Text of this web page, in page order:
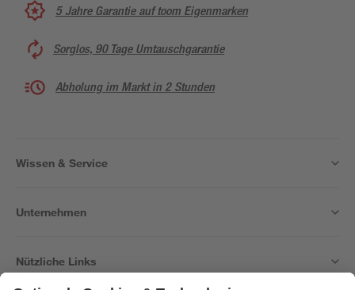
5 Jahre Garantie auf toom Eigenmarken
Sorglos, 90 Tage Umtauschgarantie
Abholung im Markt in 2 Stunden
Wissen & Service
Unternehmen
Nützliche Links